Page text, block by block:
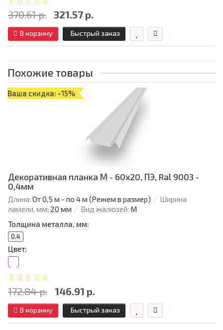
370.61 р. 321.57 р.
В корзину Быстрый заказ
Похожие товары
Ваша скидка: -15%
Декоративная планка М - 60х20, ПЭ, Ral 9003 -
0,4мм
Длина: От 0,5 м - по 4 м (Режем в размер)
Ширина
ламели, мм: 20 мм Вид жалюзей: М
Толщина металла, мм:
0.4
Цвет:
172.84 р. 146.91 р.
В корзину Быстрый заказ